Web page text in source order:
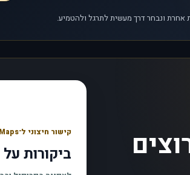
אחרת ונבחר דרך מעשית לתרגל ולהטמיע.
קישור חיצוני ל־Google Maps
ביקורות